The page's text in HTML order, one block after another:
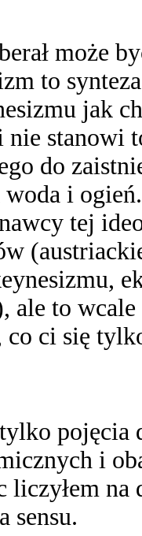
może
to
jak
nie
do
i
tej
ale to
ci się
i
liczyłem
sensu.